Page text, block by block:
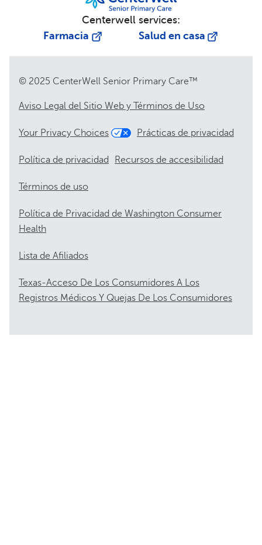
Centerwell services:
Farmacia
Salud en casa
© 2025 CenterWell Senior Primary Care™
Aviso Legal del Sitio Web y Términos de Uso
Your Privacy Choices Prácticas de privacidad
Política de privacidad Recursos de accesibilidad
Términos de uso
Política de Privacidad de Washington Consumer
Health
Lista de Afiliados
Texas-Acceso De Los Consumidores A Los
Registros Médicos Y Quejas De Los Consumidores